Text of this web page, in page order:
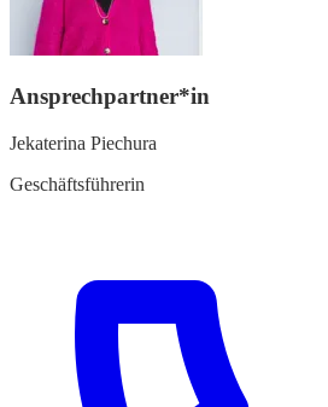
Ansprechpartner*in
Jekaterina Piechura
Geschäftsführerin